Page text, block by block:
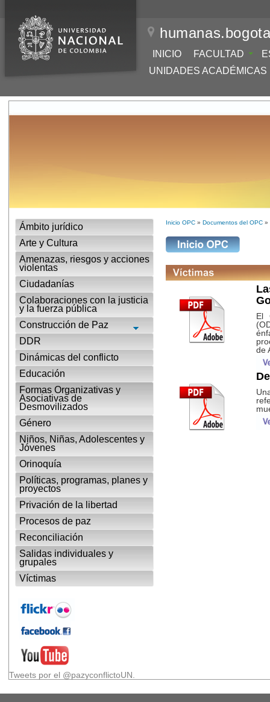
INICIO FACULTAD
UNIDADES ACADÉMICAS
Ámbito jurídico
Arte y Cultura
Amenazas, riesgos y acciones
violentas
Ciudadanías
Colaboraciones con la justicia
y la fuerza pública
Construcción de Paz
DDR
Dinámicas del conflicto
Educación
Formas Organizativas y
Asociativas de
Desmovilizados
Género
Niños, Niñas, Adolescentes y
Jóvenes
Orinoquía
Políticas, programas, planes y
proyectos
Privación de la libertad
Procesos de paz
Reconciliación
Salidas individuales y
grupales
Víctimas
Tweets por el @pazyconflictoUN.
Inicio OPC » Documentos del OPC »
El
de